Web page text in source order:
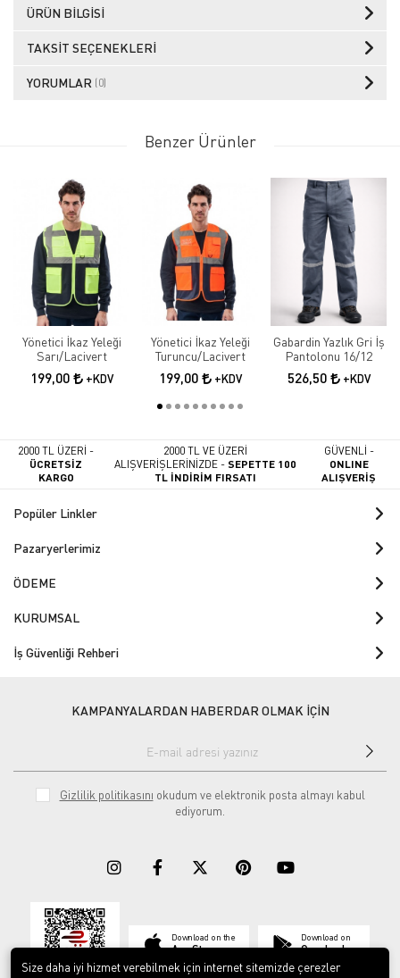
ÜRÜN BILGISI
TAKSIT SEÇENEKLERI
YORUMLAR (0)
Benzer Ürünler
Yönetici İkaz Yeleği
Sarı/Lacivert
199,00 +KDV
Yönetici İkaz Yeleği
Turuncu/Lacivert
199,00 +KDV
Gabardin Yazlık Gri İş
Pantolonu 16/12
526,50 +KDV
2000 TL ÜZERİ -
ÜCRETSİZ
KARGO
2000 TL VE ÜZERİ
ALIŞVERİŞLERİNİZDE -SEPETTE 100
TL İNDİRİM FIRSATI
GÜVENLİ -
ONLINE
ALIŞVERİŞ
Popüler Linkler
Pazaryerlerimiz
ÖDEME
KURUMSAL
İş Güvenliği Rehberi
KAMPANYALARDAN HABERDAR OLMAK İÇİN
Gizlilik politikasını okudum ve elektronik posta almayı kabul
ediyorum.
Download on the
App Store
Download on
Google play
Size daha iyi hizmet verebilmek için internet sitemizde çerezler